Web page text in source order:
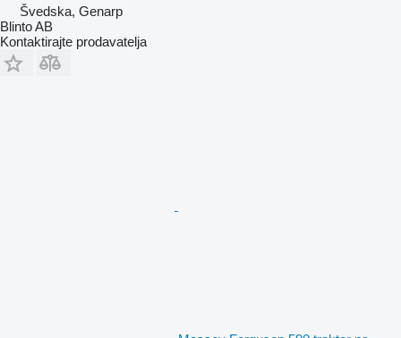
Švedska, Genarp
Blinto AB
Kontaktirajte prodavatelja